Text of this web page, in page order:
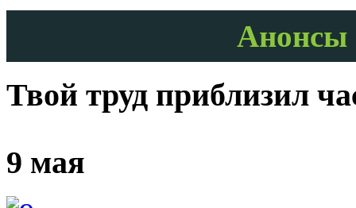
Анонсы
Твой труд приблизил
9 мая